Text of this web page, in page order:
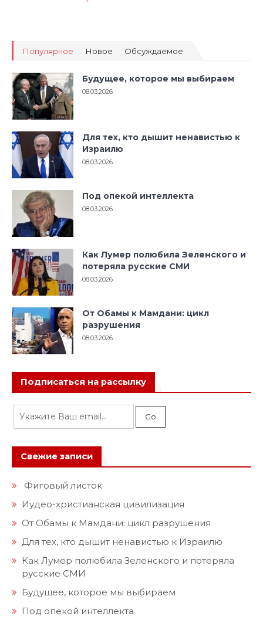
Популярное Новое Обсуждаемое
Будущее, которое мы выбираем
08.03.2026
Для тех, кто дышит ненавистью к
Израилю
08.03.2026
Под опекой интеллекта
08.03.2026
Как Лумер полюбила Зеленского и
потеряла русские СМИ
08.03.2026
От Обамы к Мамдани: цикл
разрушения
08.03.2026
Подписаться на рассылку
Свежие записи
Фиговый листок
Иудео-христианская цивилизация
От Обамы к Мамдани: цикл разрушения
Для тех, кто дышит ненавистью к Израилю
Как Лумер полюбила Зеленского и потеряла
русские СМИ
Будущее, которое мы выбираем
Под опекой интеллекта